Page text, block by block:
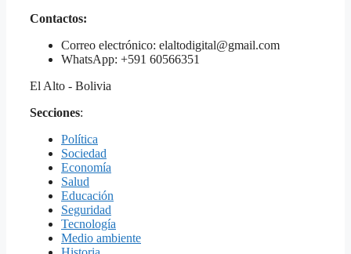
Contactos:
Correo electrónico: elaltodigital@gmail.com
WhatsApp: +591 60566351
El Alto - Bolivia
Secciones:
Política
Sociedad
Economía
Salud
Educación
Seguridad
Tecnología
Medio ambiente